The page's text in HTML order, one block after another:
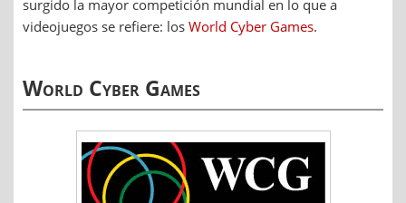
surgido la mayor competición mundial en lo que a
videojuegos se refiere: los World Cyber Games.
World Cyber Games